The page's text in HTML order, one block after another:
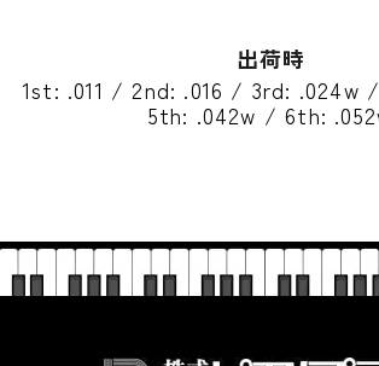
出荷時
1st: .011 / 2nd: .016 / 3rd: .024w
5th: .042w / 6th: